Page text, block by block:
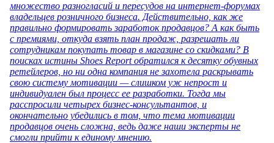
множество разногласий и пересудов на интернет-форумах
владельцев розничного бизнеса. Действительно, как же
правильно формировать заработок продавцов? А как быть
с премиями, откуда взять план продаж, разрешать ли
сотрудникам покупать товар в магазине со скидками? В
поисках истины Shoes Report обратился к десятку обувных
ретейлеров, но ни одна компания не захотела раскрывать
свою систему мотивации — слишком уж непрост и
индивидуален был процесс ее разработки. Тогда мы
расспросили четырех бизнес-консультантов, и
окончательно убедились в том, что тема мотивации
продавцов очень сложна, ведь даже наши эксперты не
смогли прийти к единому мнению.